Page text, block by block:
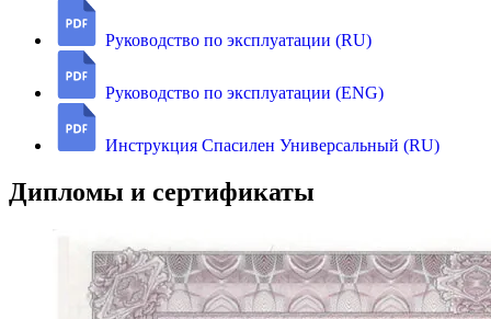
Руководство по эксплуатации (RU)
Руководство по эксплуатации (ENG)
Инструкция Спасилен Универсальный (RU)
Дипломы и сертификаты